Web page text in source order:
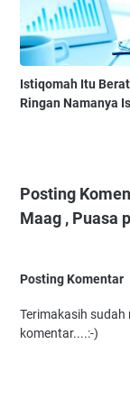
Istiqomah Itu
Ringan Namanya
Posting
Maag , Puasa
Posting Komentar
Terimakasih sudah
komentar....:-)